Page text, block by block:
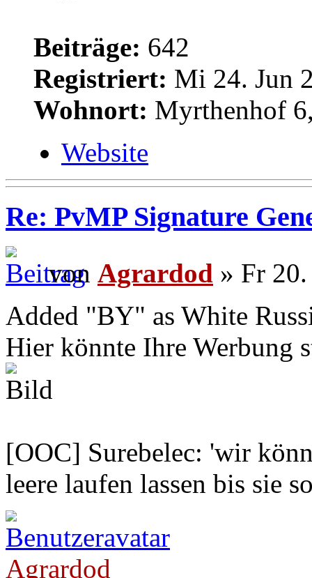
Beiträge: 642
Registriert: Mi 24. Jun
Wohnort: Myrthenhof
Website
Re: PvMP Signature
von Agrardod » Fr
Added "BY" as White
Hier könnte Ihre Werbung
[OOC] Surebelec: 'wir
leere laufen lassen bis sie
Agrardod